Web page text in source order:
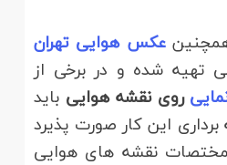
عکس هوایی تهران
تهیه شده و در برخی از
روی نقشه هوایی باید
این کار صورت پذیرد
نقشه های هوایی